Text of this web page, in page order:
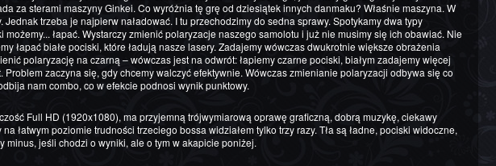
za sterami maszyny Ginkei. Co wyróżnia tę grę od dziesiątek innych danmaku? Właśnie maszyna. W
trzeba je najpierw naładować. I tu przechodzimy do sedna sprawy. Spotykamy dwa typy
łapać. Wystarczy zmienić polaryzacje naszego samolotu i już nie musimy się ich obawiać. Nie
łapać białe pociski, które ładują nasze lasery. Zadajemy wówczas dwukrotnie większe obrażenia
polaryzację na czarną – wówczas jest na odwrót: łapiemy czarne pociski, białym zadajemy więcej
zaczyna się, gdy chcemy walczyć efektywnie. Wówczas zmienianie polaryzacji odbywa się co
nam combo, co w efekcie podnosi wynik punktowy.
łatwym poziomie trudności trzeciego bossa widziałem tylko trzy razy. Tła są ładne, pociski widoczne,
jeśli chodzi o wyniki, ale o tym w akapicie poniżej.